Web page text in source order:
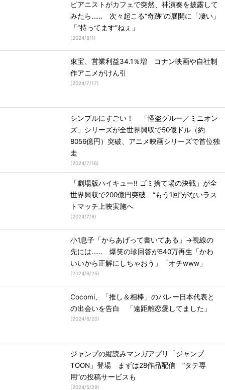
ピアニストがカフェで突然、神演奏を披露して
みたら…… 次々起こる“奇跡”の展開に「凄い」
「“持ってます”ねぇ」
(2024/8/1)
東宝、営業利益34.1％増 コナン映画や自社制
作アニメがけん引
(2024/7/17)
シンプルにすごい！ 「怪盗グルー／ミニオン
ズ」シリーズが全世界興収で50億ドル（約
8056億円）突破、アニメ映画シリーズで首位独
走
(2024/7/16)
「劇場版ハイキュー!! ゴミ捨て場の決戦」が全
世界興収で200億円突破 “もう1回”がないラス
トマッチ上映実施へ
(2024/7/8)
小1息子「からあげって書いてある」→視線の
先には…… 爆笑の珍回答が540万再生「かわ
いいから正解にしちゃおう」「オチwww」
(2024/6/25)
Cocomi、「推し＆相棒」のバレー日本代表と
の出会いを告白 「遠距離恋愛してました」
(2024/6/20)
ジャンプの縦読みマンガアプリ「ジャンプ
TOON」登場 まずは28作品配信 “タテ専
用”の投稿サービスも
(2024/5/29)